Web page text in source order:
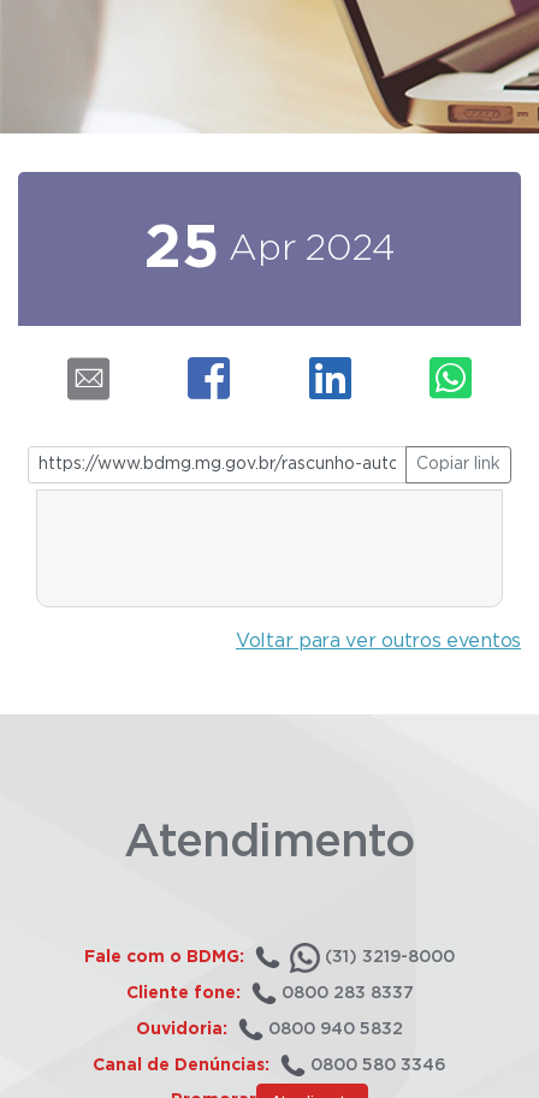
25 Apr 2024
Copiar link
Voltar para ver outros eventos
Atendimento
Fale com o BDMG: (31) 3219-8000
Cliente fone: 0800 283 8337
Ouvidoria: 0800 940 5832
Canal de Denúncias: 0800 580 3346